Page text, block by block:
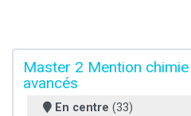
Master 2 Mention
avancés
En centre (33)